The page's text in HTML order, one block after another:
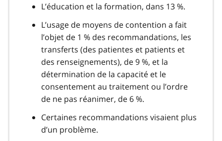
L’éducation et la formation, dans 13 %.
L’usage de moyens de contention a fait
l’objet de 1 % des recommandations, les
transferts (des patientes et patients et
des renseignements), de 9 %, et la
détermination de la capacité et le
consentement au traitement ou l’ordre
de ne pas réanimer, de 6 %.
Certaines recommandations visaient plus
d’un problème.